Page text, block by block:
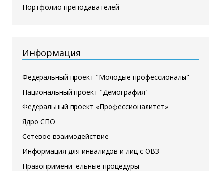
Портфолио преподавателей
Информация
Федеральный проект "Молодые профессионалы"
Национальный проект "Демография"
Федеральный проект «Профессионалитет»
Ядро СПО
Сетевое взаимодействие
Информация для инвалидов и лиц с ОВЗ
Правоприменительные процедуры